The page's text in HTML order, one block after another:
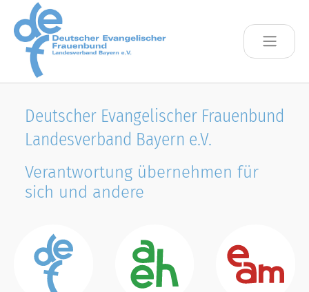
Skip to main content
Deutscher Evangelischer Frauenbund
Landesverband Bayern e.V.
Verantwortung übernehmen für
sich und andere